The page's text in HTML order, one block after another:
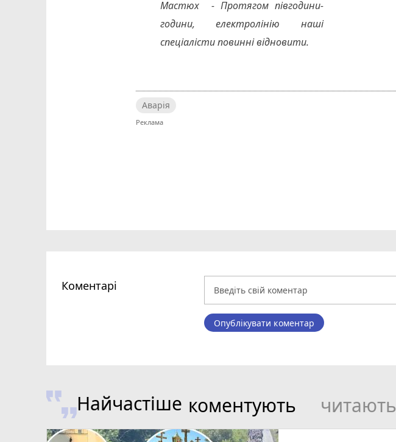
Мастюх - Протягом півгодини-
години, електролінію наші
спеціалісти повинні відновити.
Аварія
Коментарі
Опублікувати коментар
Найчастіше коментують читають